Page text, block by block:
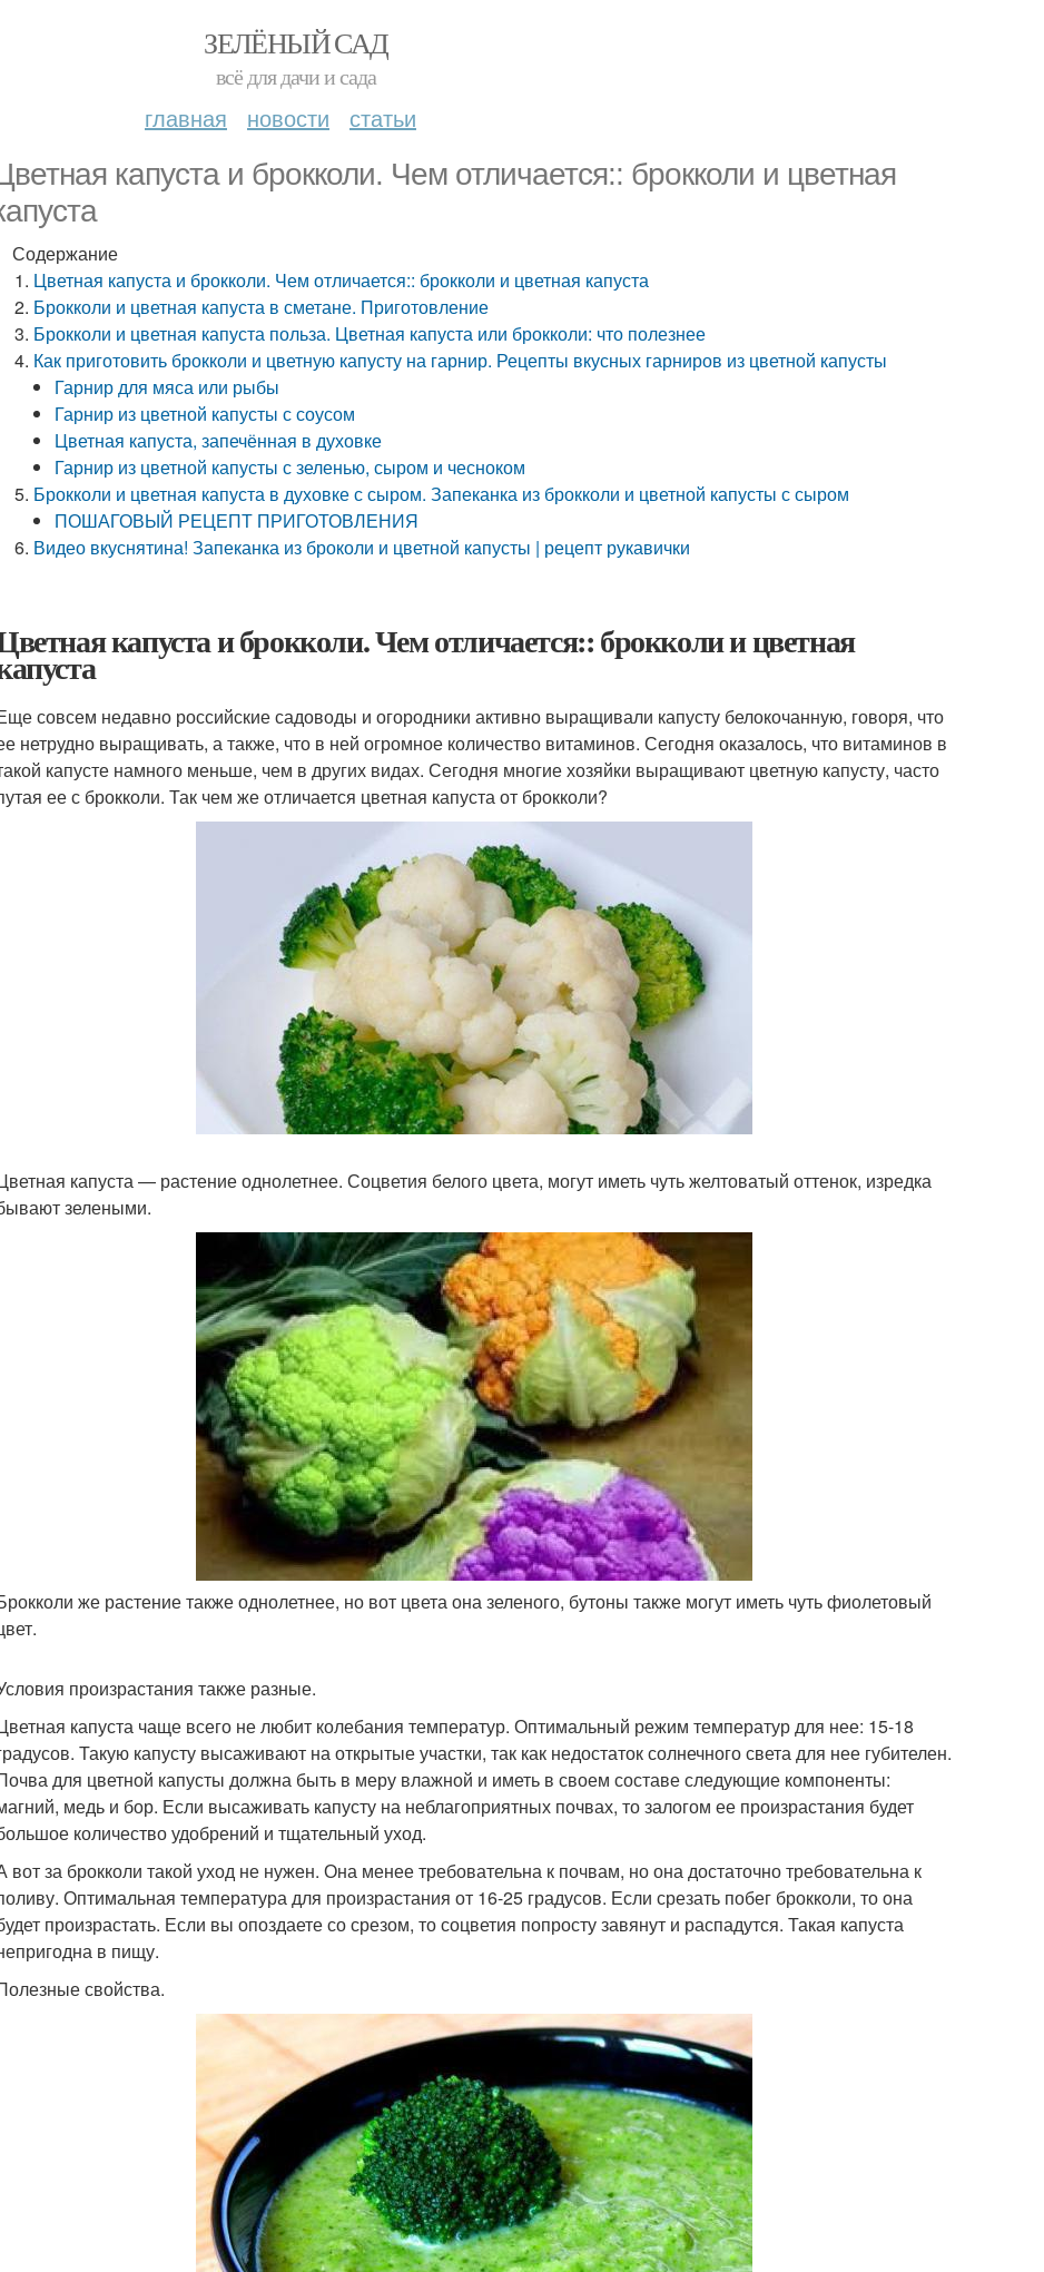
ЗЕЛЁНЫЙ САД
всё для дачи и сада
главная новости статьи
капуста и брокколи. Чем отличается:: брокколи и цветная
Содержание
Цветная капуста и брокколи. Чем отличается:: брокколи и цветная капуста
Брокколи и цветная капуста в сметане. Приготовление
Брокколи и цветная капуста польза. Цветная капуста или брокколи: что полезнее
Как приготовить брокколи и цветную капусту на гарнир. Рецепты вкусных гарниров из цветной капусты
Гарнир для мяса или рыбы
Гарнир из цветной капусты с соусом
Цветная капуста, запечённая в духовке
Гарнир из цветной капусты с зеленью, сыром и чесноком
Брокколи и цветная капуста в духовке с сыром. Запеканка из брокколи и цветной капусты с сыром
ПОШАГОВЫЙ РЕЦЕПТ ПРИГОТОВЛЕНИЯ
Видео вкуснятина! Запеканка из броколи и цветной капусты | рецепт рукавички
капуста и брокколи. Чем отличается:: брокколи и цветная
совсем недавно российские садоводы и огородники активно выращивали капусту белокочанную, говоря, что
нетрудно выращивать, а также, что в ней огромное количество витаминов. Сегодня оказалось, что витаминов в
капусте намного меньше, чем в других видах. Сегодня многие хозяйки выращивают цветную капусту, часто
ее с брокколи. Так чем же отличается цветная капуста от брокколи?
капуста — растение однолетнее. Соцветия белого цвета, могут иметь чуть желтоватый оттенок, изредка
зелеными.
же растение также однолетнее, но вот цвета она зеленого, бутоны также могут иметь чуть фиолетовый
произрастания также разные.
капуста чаще всего не любит колебания температур. Оптимальный режим температур для нее: 15-18
Такую капусту высаживают на открытые участки, так как недостаток солнечного света для нее губителен.
для цветной капусты должна быть в меру влажной и иметь в своем составе следующие компоненты:
медь и бор. Если высаживать капусту на неблагоприятных почвах, то залогом ее произрастания будет
количество удобрений и тщательный уход.
вот за брокколи такой уход не нужен. Она менее требовательна к почвам, но она достаточно требовательна к
Оптимальная температура для произрастания от 16-25 градусов. Если срезать побег брокколи, то она
произрастать. Если вы опоздаете со срезом, то соцветия попросту завянут и распадутся. Такая капуста
в пищу.
свойства.